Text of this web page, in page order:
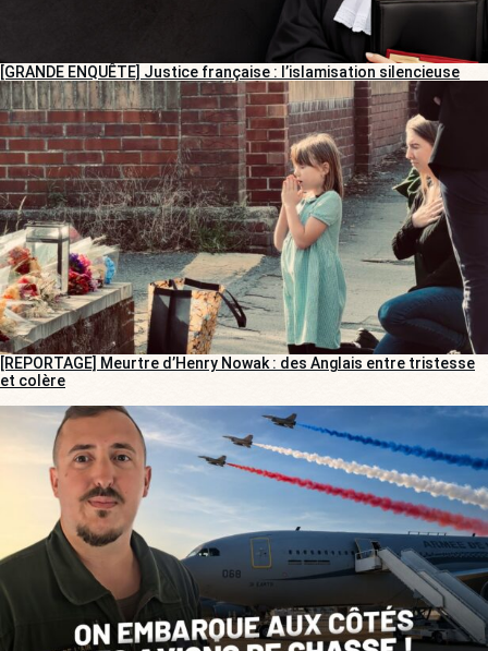
[GRANDE ENQUÊTE] Justice française : l’islamisation silencieuse
[REPORTAGE] Meurtre d’Henry Nowak : des Anglais entre tristesse
et colère